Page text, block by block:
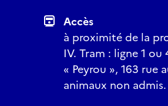
Accès
à proximité de la
IV. Tram : ligne 1 ou
« Peyrou », 163 rue
animaux non admis.